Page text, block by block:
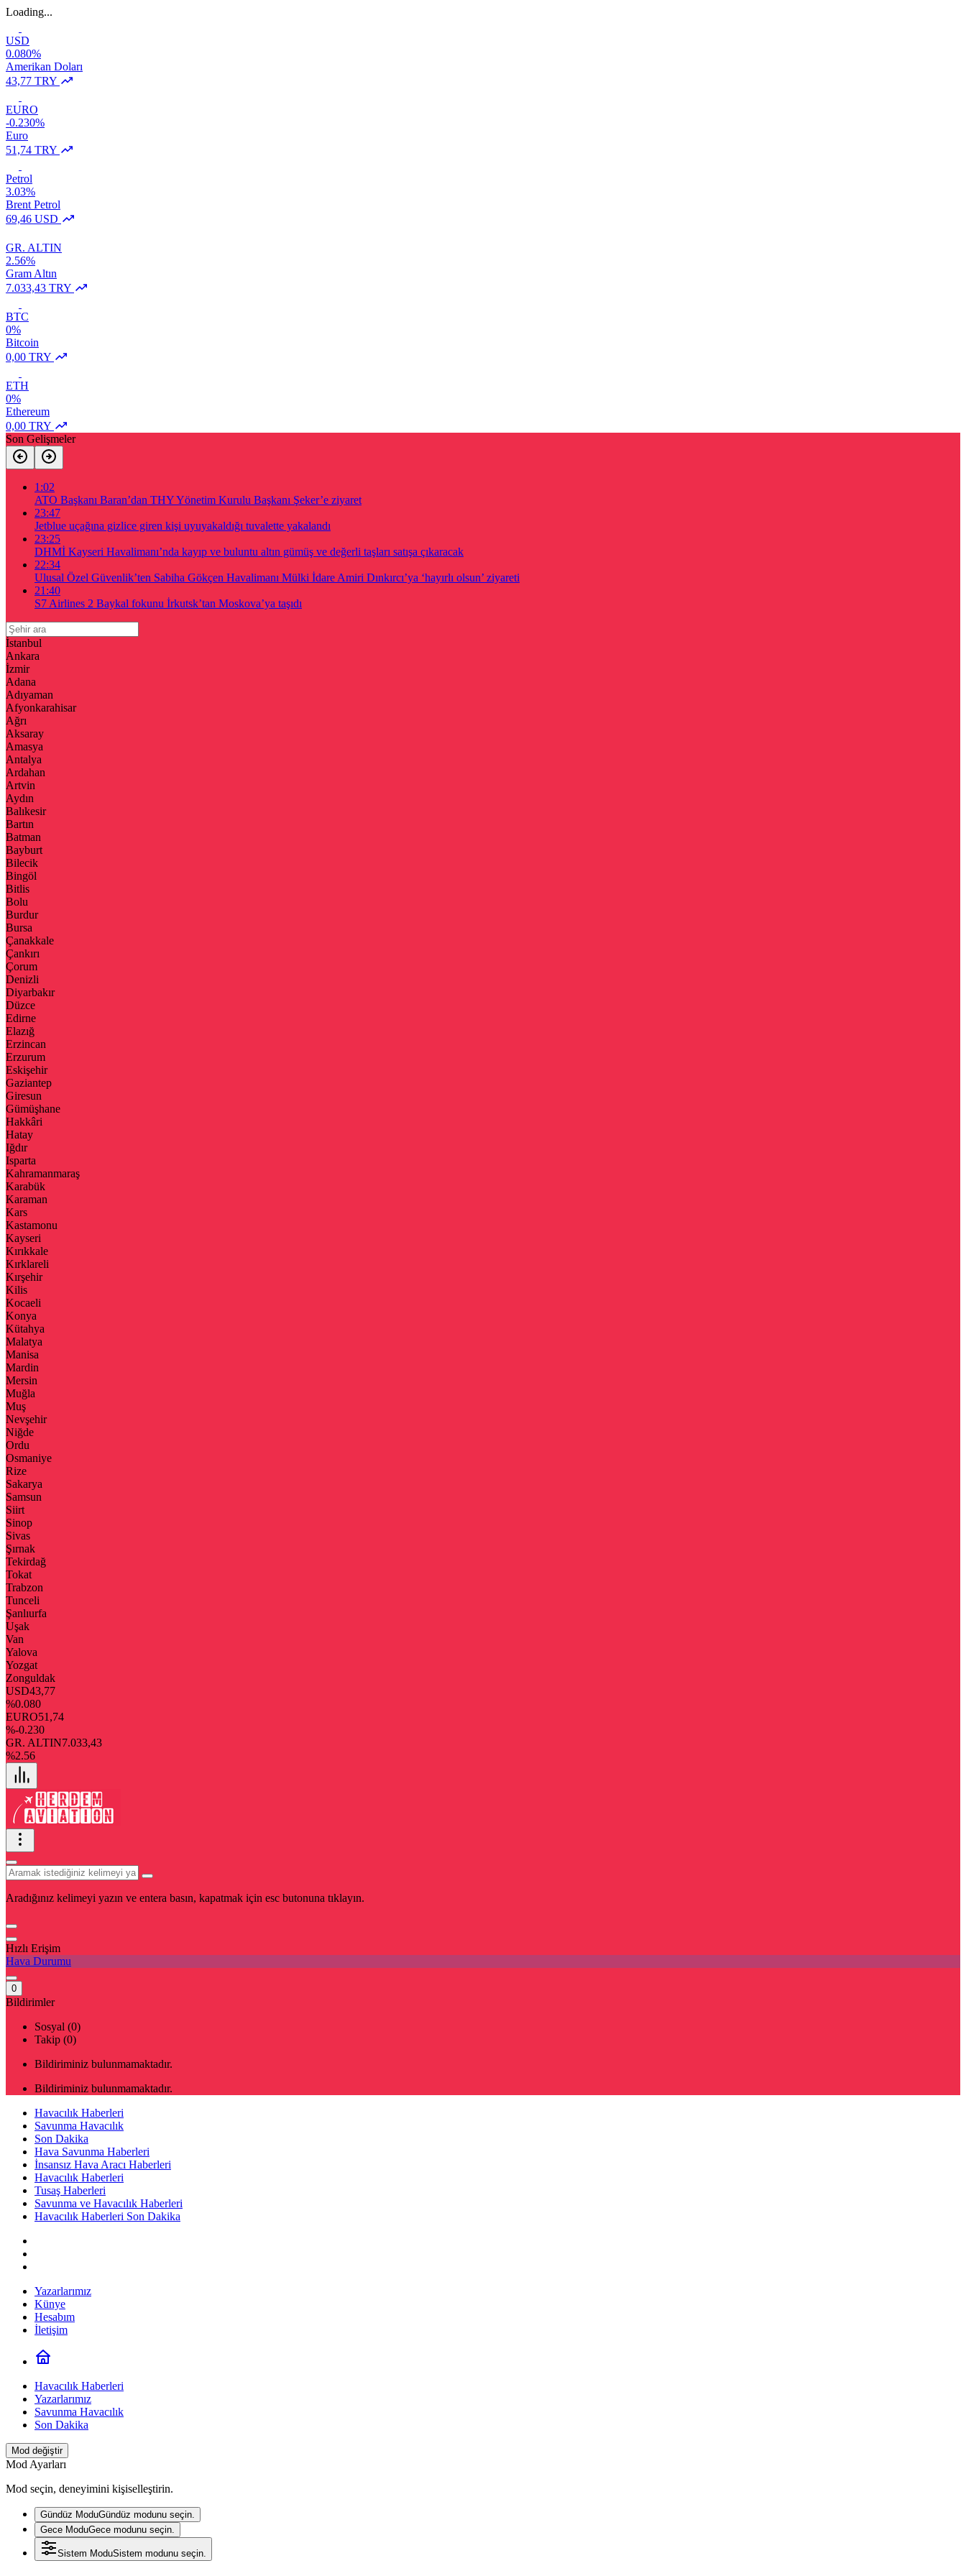
Loading...
USD
0.080%
Amerikan Doları
43,77 TRY
EURO
-0.230%
Euro
51,74 TRY
Petrol
3.03%
Brent Petrol
69,46 USD
GR. ALTIN
2.56%
Gram Altın
7.033,43 TRY
BTC
0%
Bitcoin
0,00 TRY
ETH
0%
Ethereum
0,00 TRY
Son Gelişmeler
1:02
ATO Başkanı Baran’dan THY Yönetim Kurulu Başkanı Şeker’e ziyaret
23:47
Jetblue uçağına gizlice giren kişi uyuyakaldığı tuvalette yakalandı
23:25
DHMİ Kayseri Havalimanı’nda kayıp ve buluntu altın gümüş ve değerli taşları satışa çıkaracak
22:34
Ulusal Özel Güvenlik’ten Sabiha Gökçen Havalimanı Mülki İdare Amiri Dınkırcı’ya ‘hayırlı olsun’ ziyareti
21:40
S7 Airlines 2 Baykal fokunu İrkutsk’tan Moskova’ya taşıdı
İstanbul
Ankara
İzmir
Adana
Adıyaman
Afyonkarahisar
Ağrı
Aksaray
Amasya
Antalya
Ardahan
Artvin
Aydın
Balıkesir
Bartın
Batman
Bayburt
Bilecik
Bingöl
Bitlis
Bolu
Burdur
Bursa
Çanakkale
Çankırı
Çorum
Denizli
Diyarbakır
Düzce
Edirne
Elazığ
Erzincan
Erzurum
Eskişehir
Gaziantep
Giresun
Gümüşhane
Hakkâri
Hatay
Iğdır
Isparta
Kahramanmaraş
Karabük
Karaman
Kars
Kastamonu
Kayseri
Kırıkkale
Kırklareli
Kırşehir
Kilis
Kocaeli
Konya
Kütahya
Malatya
Manisa
Mardin
Mersin
Muğla
Muş
Nevşehir
Niğde
Ordu
Osmaniye
Rize
Sakarya
Samsun
Siirt
Sinop
Sivas
Şırnak
Tekirdağ
Tokat
Trabzon
Tunceli
Şanlıurfa
Uşak
Van
Yalova
Yozgat
Zonguldak
USD43,77
%0.080
EURO51,74
%-0.230
GR. ALTIN7.033,43
%2.56
Aradığınız kelimeyi yazın ve entera basın, kapatmak için esc butonuna tıklayın.
Hızlı Erişim
Hava Durumu
0
Bildirimler
Sosyal (0)
Takip (0)
Bildiriminiz bulunmamaktadır.
Bildiriminiz bulunmamaktadır.
Havacılık Haberleri
Savunma Havacılık
Son Dakika
Hava Savunma Haberleri
İnsansız Hava Aracı Haberleri
Havacılık Haberleri
Tusaş Haberleri
Savunma ve Havacılık Haberleri
Havacılık Haberleri Son Dakika
Yazarlarımız
Künye
Hesabım
İletişim
Havacılık Haberleri
Yazarlarımız
Savunma Havacılık
Son Dakika
Mod değiştir
Mod Ayarları
Mod seçin, deneyimini kişiselleştirin.
Gündüz ModuGündüz modunu seçin.
Gece ModuGece modunu seçin.
Sistem ModuSistem modunu seçin.